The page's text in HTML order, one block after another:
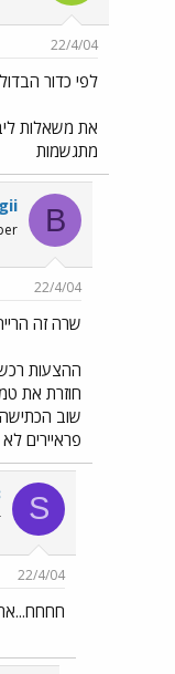
22/4/04
לפי כדור
את משאלות
מתגשמות
B
22/4/04
שרה זה
ההצעות רכש
חוזרת את
שוב הכתישה
פראיירים
S
22/4/04